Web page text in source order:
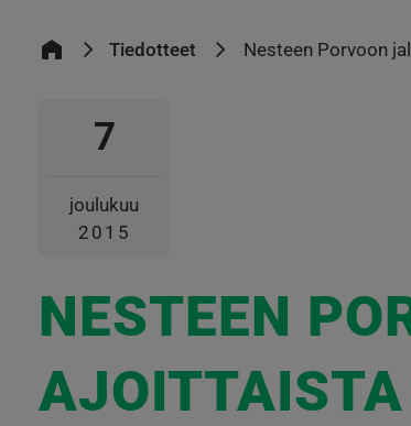
Tiedotteet Nesteen Porvoon
7
joulukuu
2015
NESTEEN